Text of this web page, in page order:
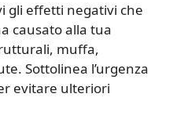
gli effetti negativi che
causato alla tua
muffa,
Sottolinea l’urgenza
evitare ulteriori